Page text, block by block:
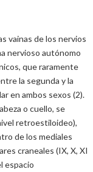
vainas de los nervios
nervioso autónomo
que raramente
la segunda y la
en ambos sexos (2).
o cuello, se
retroestiloideo),
de los mediales
craneales (IX, X, XI
espacio